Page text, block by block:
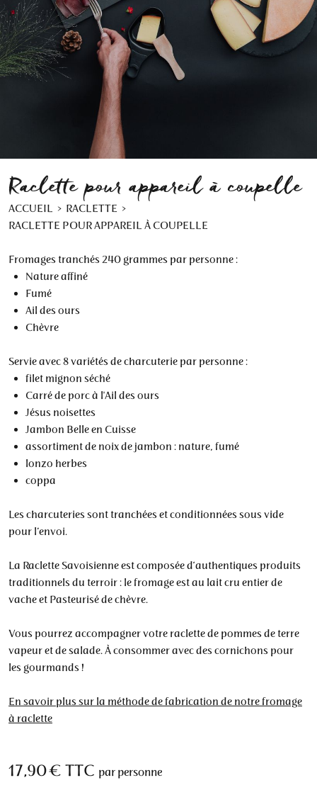
Raclette pour appareil à coupelle
ACCUEIL
RACLETTE
RACLETTE POUR APPAREIL À COUPELLE
Fromages tranchés 240 grammes par personne :
Nature affiné
Fumé
Ail des ours
Chèvre
Servie avec 8 variétés de charcuterie par personne :
filet mignon séché
Carré de porc à l'Ail des ours
Jésus noisettes
Jambon Belle en Cuisse
assortiment de noix de jambon : nature, fumé
lonzo herbes
coppa
Les charcuteries sont tranchées et conditionnées sous vide
pour l’envoi.
La Raclette Savoisienne est composée d‘authentiques produits
traditionnels du terroir : le fromage est au lait cru entier de
vache et Pasteurisé de chèvre.
Vous pourrez accompagner votre raclette de pommes de terre
vapeur et de salade. À consommer avec des cornichons pour
les gourmands !
En savoir plus sur la méthode de fabrication de notre fromage
à raclette
17,90 €TTC par personne